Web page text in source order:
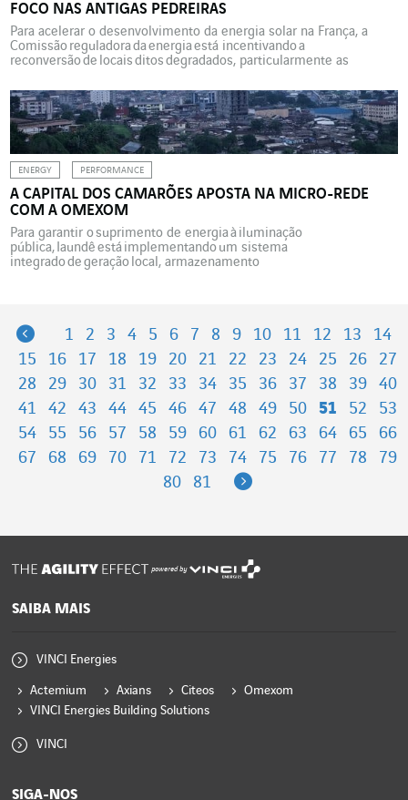
FOCO NAS ANTIGAS PEDREIRAS
Para acelerar o desenvolvimento da energia solar na França, a
Comissão reguladora da energia está incentivando a
reconversão de locais ditos degradados, particularmente as
envolvida, por exemplo, em dois projetos na França. A energia
solar ainda é pouco significativa no leque das energias renováveis
na França, mas está de vento em popa. Em 2019, a capacidade do
parque solar fotovoltaico conectado à rede na França continental
aumentou em […]
ENERGY PERFORMANCE
A CAPITAL DOS CAMARÕES APOSTA NA MICRO-REDE
COM A OMEXOM
Para garantir o suprimento de energia à iluminação
pública, Iaundê está implementando um sistema
integrado de geração local, armazenamento
marca Omexom lançaram as bases para um ambicioso projeto
de eficiência energética para a capital camaronesa. A solução
escolhida é inédita: uma micro-rede urbana acoplada a um
sistema de gerenciamento inteligente, […]
Previous
1 2 3 4 5 6 7 8 9 10 11 12 13
14
15
16 17 18 19 20 21 22 23 24 25 26
27
28
29 30 31 32 33 34 35 36 37 38 39
40
41
42 43 44 45 46 47 48 49 50 51 52
53
54
55 56 57 58 59 60 61 62 63 64 65
66
67
68 69 70 71 72 73 74 75 76 77 78
79
80
81 Next
powered by
SAIBA MAIS
VINCI Energies
Actemium Axians Citeos
Omexom
VINCI Energies Building Solutions
VINCI
SIGA-NOS